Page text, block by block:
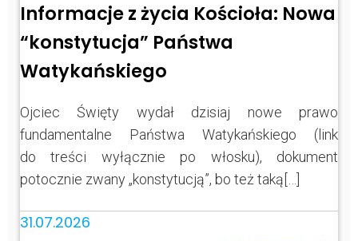
Informacje z życia Kościoła: Nowa
“konstytucja” Państwa
Watykańskiego
Ojciec Święty wydał dzisiaj nowe prawo
fundamentalne Państwa Watykańskiego (link
do treści wyłącznie po włosku), dokument
potocznie zwany „konstytucją”, bo też taką[…]
31.07.2026